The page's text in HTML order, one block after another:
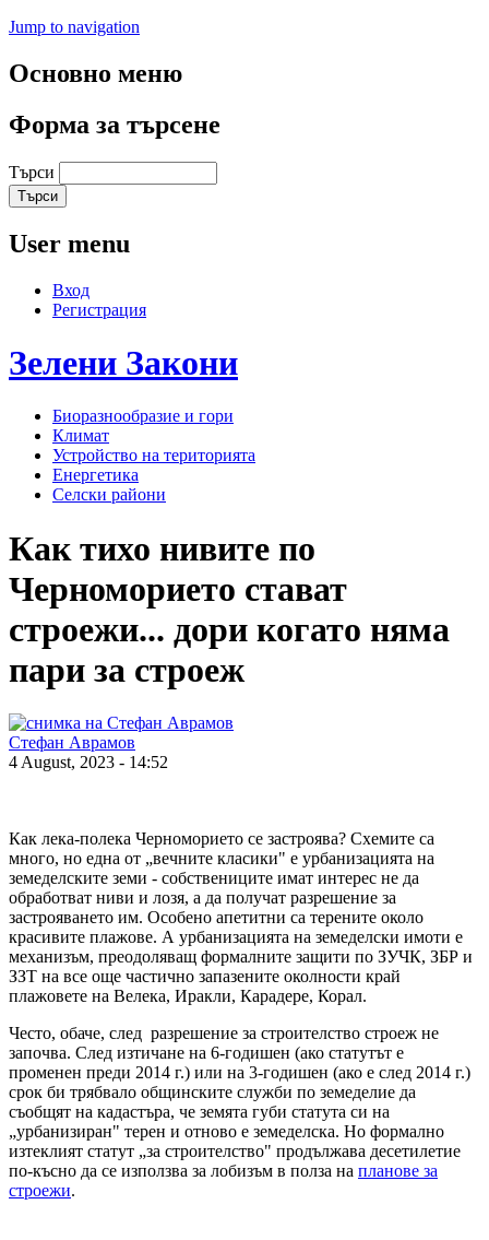
Jump to navigation
Основно меню
Форма за търсене
Търси
User menu
Вход
Регистрация
Зелени Закони
Биоразнообразие и гори
Климат
Устройство на територията
Енергетика
Селски райони
Как тихо нивите по
Черноморието стават
строежи... дори когато няма
пари за строеж
Стефан Аврамов
4 August, 2023 - 14:52
Как лека-полека Черноморието се застроява? Схемите са
много, но една от „вечните класики" е урбанизацията на
земеделските земи - собствениците имат интерес не да
обработват ниви и лозя, а да получат разрешение за
застрояването им. Особено апетитни са терените около
красивите плажове. А урбанизацията на земеделски имоти е
механизъм, преодоляващ формалните защити по ЗУЧК, ЗБР и
ЗЗТ на все още частично запазените околности край
плажовете на Велека, Иракли, Карадере, Корал.
Често, обаче, след разрешение за строителство строеж не
започва. След изтичане на 6-годишен (ако статутът е
променен преди 2014 г.) или на 3-годишен (ако е след 2014 г.)
срок би трябвало общинските служби по земеделие да
съобщят на кадастъра, че земята губи статута си на
„урбанизиран" терен и отново е земеделска. Но формално
изтеклият статут „за строителство" продължава десетилетие
по-късно да се използва за лобизъм в полза на планове за
строежи.